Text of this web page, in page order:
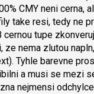
CMY neni cerna,
take resi, tedy ne
cernou tupe
ze nema zlutou
Tyhle barevne
a musi se mezi
nejmensi